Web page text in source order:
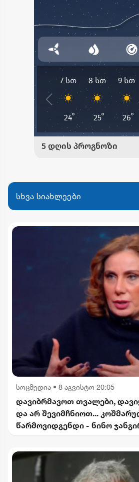
სხვა სიახლეები
სოცმედია • 8 აგვისტო 20:05
დავიბრმავოთ თვალები,
და არ შევიმჩნიოთ...
წარმოვიდგენდი - ნინო